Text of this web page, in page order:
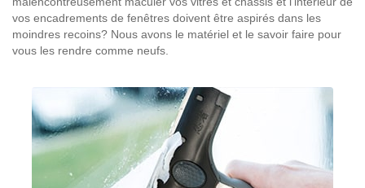
vos encadrements de fenêtres doivent être aspirés dans les
moindres recoins? Nous avons le matériel et le savoir faire pour
vous les rendre comme neufs.